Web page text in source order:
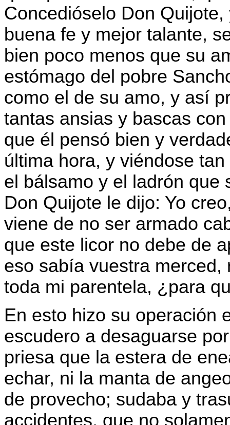
Concedióselo Don
buena fe y mejor talante,
bien poco menos que su
estómago del pobre
como el de su amo, y así
tantas ansias y bascas
que él pensó bien y
última hora, y viéndose
el bálsamo y el ladrón que
Don Quijote le dijo: Yo
viene de no ser armado
que este licor no debe de
eso sabía vuestra
toda mi parentela, ¿para
En esto hizo su operación
escudero a desaguarse
priesa que la estera de
echar, ni la manta de
de provecho; sudaba y
accidentes, que no